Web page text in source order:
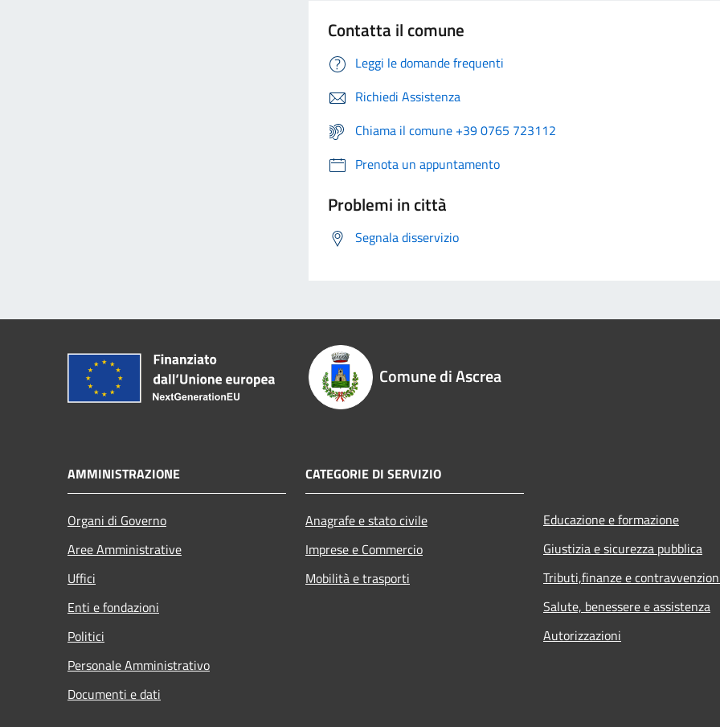
Contatta il comune
Leggi le domande frequenti
Richiedi Assistenza
Chiama il comune +39 0765 723112
Prenota un appuntamento
Problemi in città
Segnala disservizio
Comune di Ascrea
AMMINISTRAZIONE
Organi di Governo
Aree Amministrative
Uffici
Enti e fondazioni
Politici
Personale Amministrativo
Documenti e dati
CATEGORIE DI SERVIZIO
Anagrafe e stato civile
Imprese e Commercio
Mobilità e trasporti
Educazione e formazione
Giustizia e sicurezza pubblica
Tributi,finanze e
Salute, benessere e assistenza
Autorizzazioni